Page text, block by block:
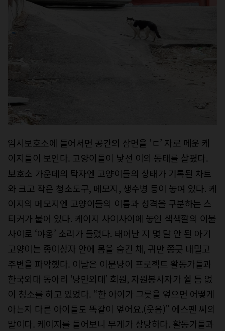
임시보호소에 들어서면 공간의 삼면을 ‘ㄷ’ 자로 메운 케
이지들이 보인다. 고양이들이 낯선 이의 동태를 살폈다.
보호소 가운데의 탁자엔 고양이들의 상태가 기록된 차트
와 크고 작은 청소도구, 메모지, 생수병 등이 놓여 있다. 케
이지의 메모지엔 고양이들의 이름과 성격을 구분하는 스
티커가 붙어 있다. 케이지 사이사이에 놓인 색색깔의 이불
사이로 ‘야옹’ 소리가 들렸다. 태어난 지 몇 달 안 된 아기
고양이는 종이상자 안에 몸을 숨긴 채, 귀만 쫑긋 내밀고
주변을 파악했다. 이날은 이문냥이 프로젝트 활동가들과
한국외대 동아리 ‘냥만외대’ 회원, 자원봉사자가 쉴 틈 없
이 청소를 하고 있었다. “한 아이가 그릇을 엎으면 어떻게
아는지 다른 아이들도 똑같이 엎어요.(웃음)” 에스펜 씨의
말이다. 케이지를 들어보니 무게가 상당하다. 활동가들과